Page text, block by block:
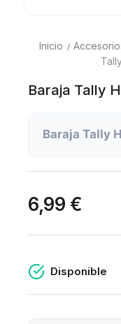
Inicio
Baraja Tally
Baraja Tally
6,99 €
Disponible